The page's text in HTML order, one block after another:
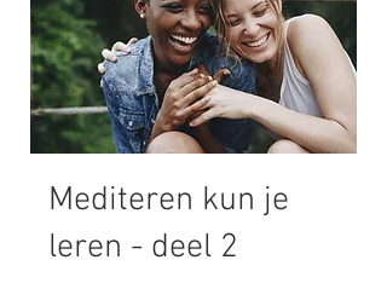
Mediteren kun je
leren - deel 2